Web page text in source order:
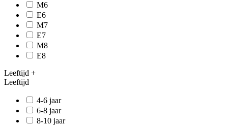
M6
E6
M7
E7
M8
E8
Leeftijd +
Leeftijd
4-6 jaar
6-8 jaar
8-10 jaar